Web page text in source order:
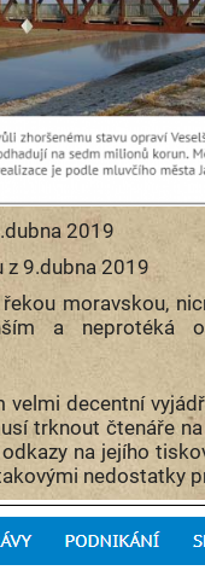
2019
z 9.dubna 2019
moravskou,
a neprotéká
velmi decentní
trknout čtenáře
na jejího
nedostatky